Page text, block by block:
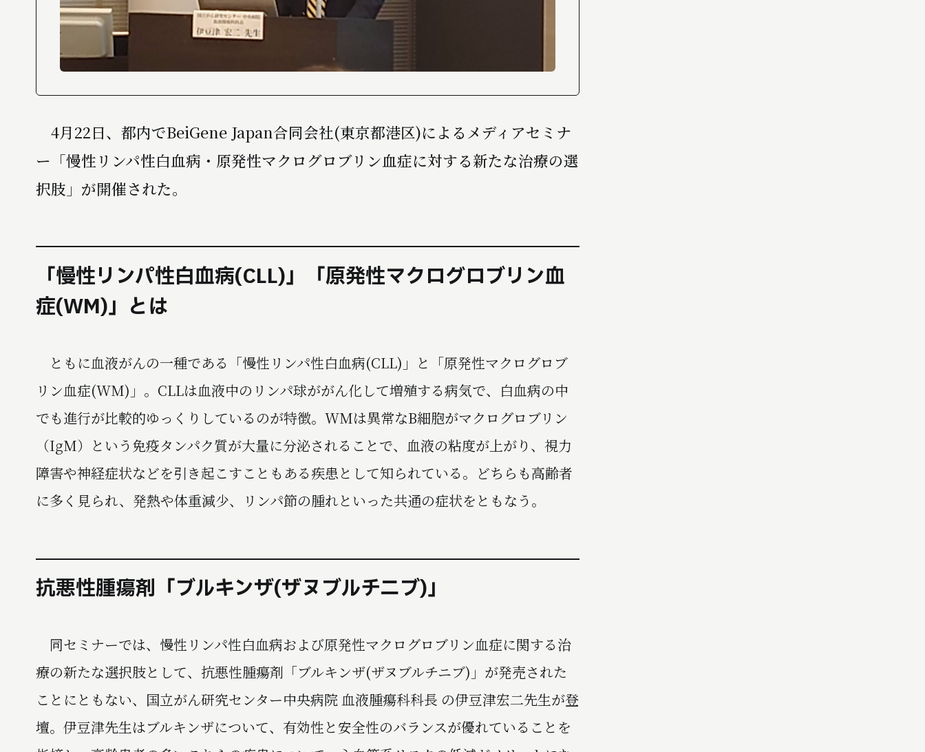
4月22日、都内でBeiGene Japan合同会社(東京都港区)によるメディアセミナ
ー「慢性リンパ性白血病・原発性マクログロブリン血症に対する新たな治療の選
択肢」が開催された。
「慢性リンパ性白血病(CLL)」「原発性マクログロブリン血
症(WM)」とは
ともに血液がんの一種である「慢性リンパ性白血病(CLL)」と「原発性マクログロブ
リン血症(WM)」。CLLは血液中のリンパ球ががん化して増殖する病気で、白血病の中
でも進行が比較的ゆっくりしているのが特徴。WMは異常なB細胞がマクログロブリン
（IgM）という免疫タンパク質が大量に分泌されることで、血液の粘度が上がり、視力
障害や神経症状などを引き起こすこともある疾患として知られている。どちらも高齢者
に多く見られ、発熱や体重減少、リンパ節の腫れといった共通の症状をともなう。
抗悪性腫瘍剤「ブルキンザ(ザヌブルチニブ)」
同セミナーでは、慢性リンパ性白血病および原発性マクログロブリン血症に関する治
療の新たな選択肢として、抗悪性腫瘍剤「ブルキンザ(ザヌブルチニブ)」が発売された
ことにともない、国立がん研究センター中央病院 血液腫瘍科科長 の伊豆津宏二先生が登
壇。伊豆津先生はブルキンザについて、有効性と安全性のバランスが優れていることを